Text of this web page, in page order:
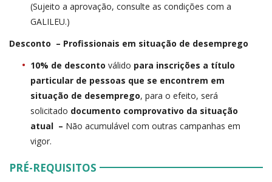
(Sujeito a aprovação, consulte as condições com a
GALILEU.)
Desconto – Profissionais em situação de desemprego
10% de desconto válido para inscrições a título
particular de pessoas que se encontrem em
situação de desemprego, para o efeito, será
solicitado documento comprovativo da situação
atual – Não acumulável com outras campanhas em
vigor.
PRÉ-REQUISITOS